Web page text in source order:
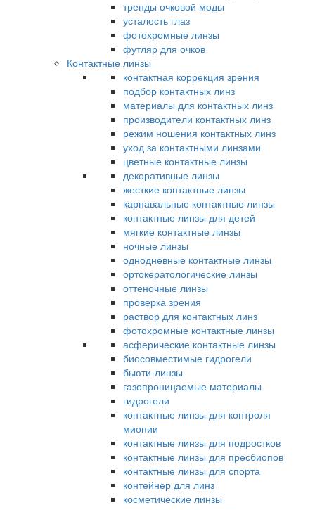
тренды очковой моды
усталость глаз
фотохромные линзы
футляр для очков
Контактные линзы
контактная коррекция зрения
подбор контактных линз
материалы для контактных линз
производители контактных линз
режим ношения контактных линз
уход за контактными линзами
цветные контактные линзы
декоративные линзы
жесткие контактные линзы
карнавальные контактные линзы
контактные линзы для детей
мягкие контактные линзы
ночные линзы
однодневные контактные линзы
ортокератологические линзы
оттеночные линзы
проверка зрения
раствор для контактных линз
фотохромные контактные линзы
асферические контактные линзы
биосовместимые гидрогели
бьюти-линзы
газопроницаемые материалы
гидрогели
контактные линзы для контроля
миопии
контактные линзы для подростков
контактные линзы для пресбиопов
контактные линзы для спорта
контейнер для линз
косметические линзы